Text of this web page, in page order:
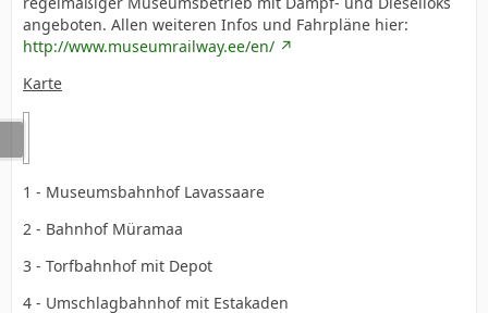
angeboten. Allen weiteren Infos und Fahrpläne hier:
http://www.museumrailway.ee/en/
Karte
1 - Museumsbahnhof Lavassaare
2 - Bahnhof Müramaa
3 - Torfbahnhof mit Depot
4 - Umschlagbahnhof mit Estakaden